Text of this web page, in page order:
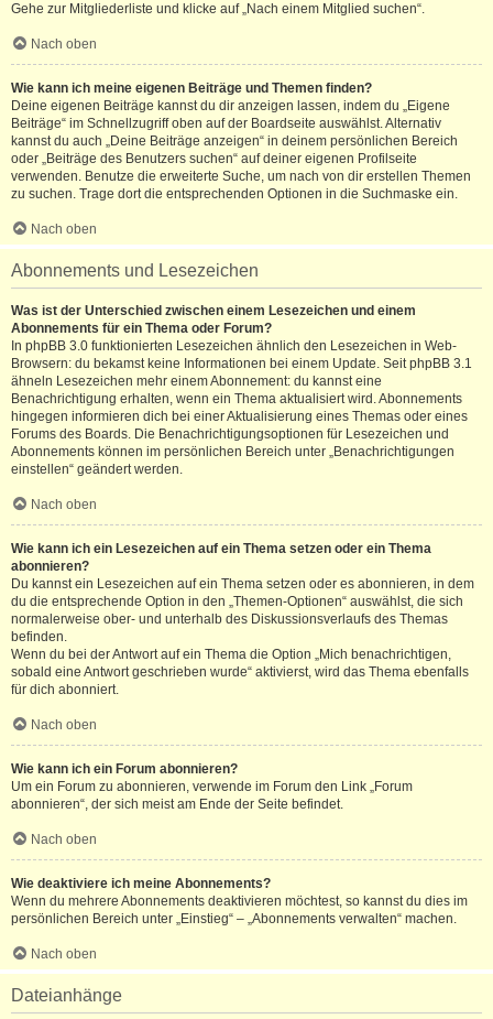
Gehe zur Mitgliederliste und klicke auf „Nach einem Mitglied suchen“.
Nach oben
Wie kann ich meine eigenen Beiträge und Themen finden?
Deine eigenen Beiträge kannst du dir anzeigen lassen, indem du „Eigene
Beiträge“ im Schnellzugriff oben auf der Boardseite auswählst. Alternativ
kannst du auch „Deine Beiträge anzeigen“ in deinem persönlichen Bereich
oder „Beiträge des Benutzers suchen“ auf deiner eigenen Profilseite
verwenden. Benutze die erweiterte Suche, um nach von dir erstellen Themen
zu suchen. Trage dort die entsprechenden Optionen in die Suchmaske ein.
Nach oben
Abonnements und Lesezeichen
Was ist der Unterschied zwischen einem Lesezeichen und einem
Abonnements für ein Thema oder Forum?
In phpBB 3.0 funktionierten Lesezeichen ähnlich den Lesezeichen in Web-
Browsern: du bekamst keine Informationen bei einem Update. Seit phpBB 3.1
ähneln Lesezeichen mehr einem Abonnement: du kannst eine
Benachrichtigung erhalten, wenn ein Thema aktualisiert wird. Abonnements
hingegen informieren dich bei einer Aktualisierung eines Themas oder eines
Forums des Boards. Die Benachrichtigungsoptionen für Lesezeichen und
Abonnements können im persönlichen Bereich unter „Benachrichtigungen
einstellen“ geändert werden.
Nach oben
Wie kann ich ein Lesezeichen auf ein Thema setzen oder ein Thema
abonnieren?
Du kannst ein Lesezeichen auf ein Thema setzen oder es abonnieren, in dem
du die entsprechende Option in den „Themen-Optionen“ auswählst, die sich
normalerweise ober- und unterhalb des Diskussionsverlaufs des Themas
befinden.
Wenn du bei der Antwort auf ein Thema die Option „Mich benachrichtigen,
sobald eine Antwort geschrieben wurde“ aktivierst, wird das Thema ebenfalls
für dich abonniert.
Nach oben
Wie kann ich ein Forum abonnieren?
Um ein Forum zu abonnieren, verwende im Forum den Link „Forum
abonnieren“, der sich meist am Ende der Seite befindet.
Nach oben
Wie deaktiviere ich meine Abonnements?
Wenn du mehrere Abonnements deaktivieren möchtest, so kannst du dies im
persönlichen Bereich unter „Einstieg“ – „Abonnements verwalten“ machen.
Nach oben
Dateianhänge